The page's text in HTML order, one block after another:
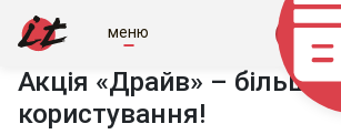
меню
Акція «Драйв» – більше
користування!